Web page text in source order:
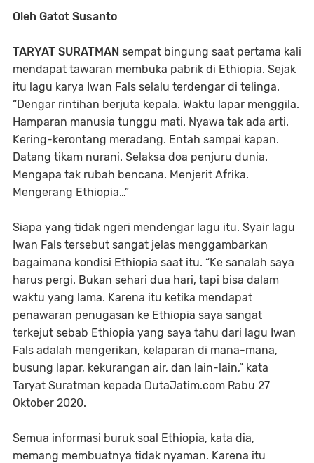
Oleh Gatot Susanto
TARYAT SURATMAN sempat bingung saat pertama kali
mendapat tawaran membuka pabrik di Ethiopia. Sejak
itu lagu karya Iwan Fals selalu terdengar di telinga.
“Dengar rintihan berjuta kepala. Waktu lapar menggila.
Hamparan manusia tunggu mati. Nyawa tak ada arti.
Kering-kerontang meradang. Entah sampai kapan.
Datang tikam nurani. Selaksa doa penjuru dunia.
Mengapa tak rubah bencana. Menjerit Afrika.
Mengerang Ethiopia…”
Siapa yang tidak ngeri mendengar lagu itu. Syair lagu
Iwan Fals tersebut sangat jelas menggambarkan
bagaimana kondisi Ethiopia saat itu. “Ke sanalah saya
harus pergi. Bukan sehari dua hari, tapi bisa dalam
waktu yang lama. Karena itu ketika mendapat
penawaran penugasan ke Ethiopia saya sangat
terkejut sebab Ethiopia yang saya tahu dari lagu Iwan
Fals adalah mengerikan, kelaparan di mana-mana,
busung lapar, kekurangan air, dan lain-lain,” kata
Taryat Suratman kepada DutaJatim.com Rabu 27
Oktober 2020.
Semua informasi buruk soal Ethiopia, kata dia,
memang membuatnya tidak nyaman. Karena itu